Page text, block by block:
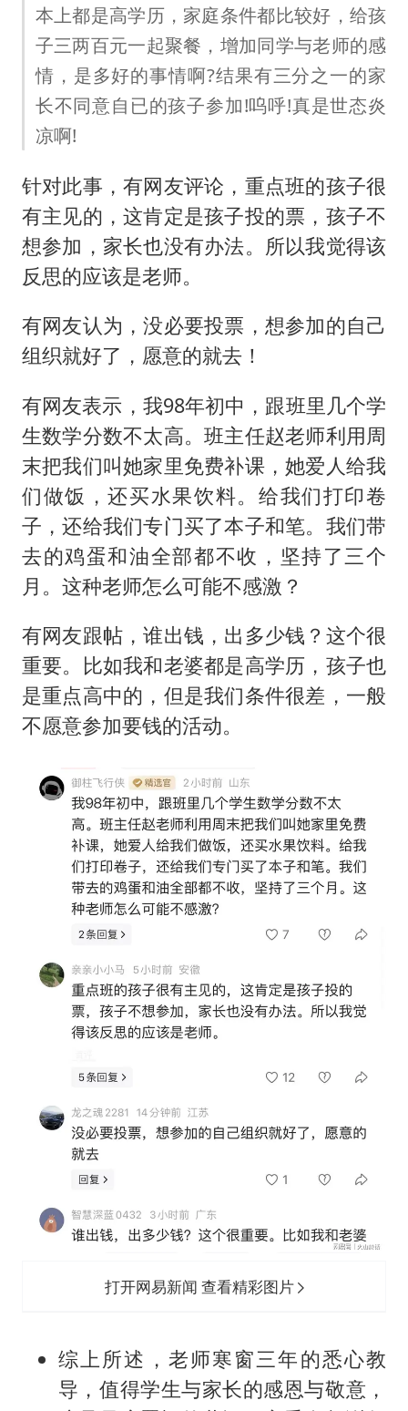
本上都是高学历，家庭条件都比较好，给孩
子三两百元一起聚餐，增加同学与老师的感
情，是多好的事情啊?结果有三分之一的家
长不同意自已的孩子参加!呜呼!真是世态炎
凉啊!
针对此事，有网友评论，重点班的孩子很
有主见的，这肯定是孩子投的票，孩子不
想参加，家长也没有办法。所以我觉得该
反思的应该是老师。
有网友认为，没必要投票，想参加的自己
组织就好了，愿意的就去！
有网友表示，我98年初中，跟班里几个学
生数学分数不太高。班主任赵老师利用周
末把我们叫她家里免费补课，她爱人给我
们做饭，还买水果饮料。给我们打印卷
子，还给我们专门买了本子和笔。我们带
去的鸡蛋和油全部都不收，坚持了三个
月。这种老师怎么可能不感激？
有网友跟帖，谁出钱，出多少钱？这个很
重要。比如我和老婆都是高学历，孩子也
是重点高中的，但是我们条件很差，一般
不愿意参加要钱的活动。
打开网易新闻 查看精彩图片
综上所述，老师寒窗三年的悉心教
导，值得学生与家长的感恩与敬意，